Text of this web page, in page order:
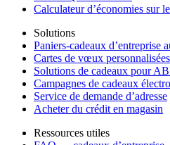
Calculateur d’économies sur
Solutions
Paniers-cadeaux d’entreprise
Cartes de vœux
Solutions de cadeaux pour
Campagnes de cadeaux
Service de demande d’adresse
Acheter du crédit en magasin
Ressources utiles